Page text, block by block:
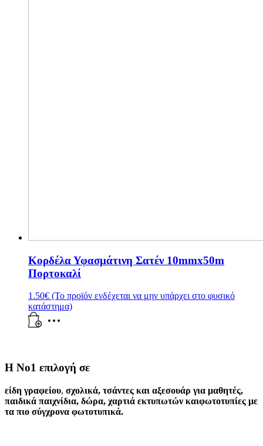
Κορδέλα Υφασμάτινη Σατέν 10mmx50m
Πορτοκαλί
1.50€ (Το προϊόν ενδέχεται να μην υπάρχει στο φυσικό
κατάστημα)
Η Νο1 επιλογή σε
είδη γραφείου, σχολικά, τσάντες και αξεσουάρ για μαθητές,
παιδικά παιχνίδια, δώρα, χαρτιά εκτυπωτών καιφωτοτυπίες με
τα πιο σύγχρονα φωτοτυπικά.